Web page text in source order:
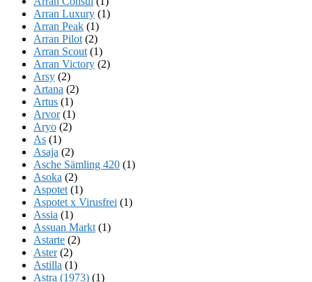
Arran Luxury (1)
Arran Peak (1)
Arran Pilot (2)
Arran Scout (1)
Arran Victory (2)
Arsy (2)
Artana (2)
Artus (1)
Arvor(1)
Aryo (2)
As (1)
Asaja (2)
Asche Sämling 420 (1)
Asoka (2)
Aspotet (1)
Aspotet x Virusfrei (1)
Assia (1)
Assuan Markt (1)
Astarte (2)
Aster(2)
Astilla (1)
Astra (1973) (1)